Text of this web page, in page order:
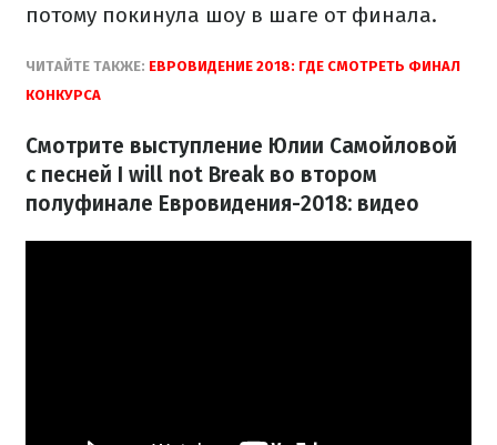
потому покинула шоу в шаге от финала.
ЧИТАЙТЕ ТАКЖЕ: ЕВРОВИДЕНИЕ 2018: ГДЕ СМОТРЕТЬ ФИНАЛ
КОНКУРСА
Смотрите выступление Юлии Самойловой
с песней I will not Break во втором
полуфинале Евровидения-2018: видео